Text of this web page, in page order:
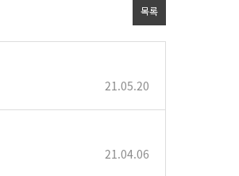
목록
21.05.20
21.04.06